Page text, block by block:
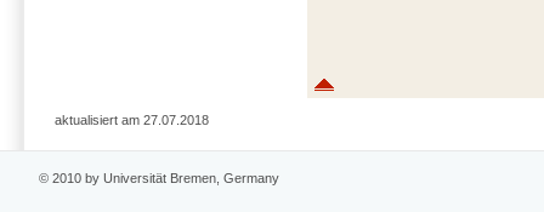
aktualisiert am 27.07.2018
© 2010 by Universität Bremen, Germany